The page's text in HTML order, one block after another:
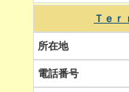
Ｔｅ